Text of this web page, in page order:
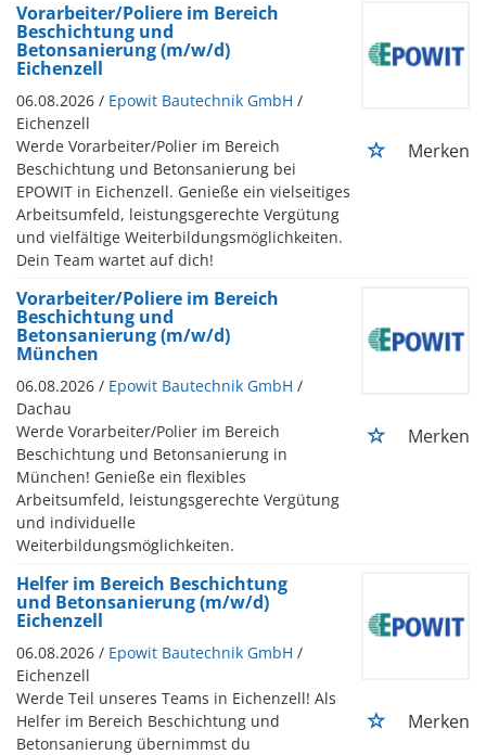
Vorarbeiter/Poliere im Bereich
Beschichtung und
Betonsanierung (m/w/d)
Eichenzell
06.08.2026 / Epowit Bautechnik GmbH /
Eichenzell
Werde Vorarbeiter/Polier im Bereich
Beschichtung und Betonsanierung bei
EPOWIT in Eichenzell. Genieße ein vielseitiges
Arbeitsumfeld, leistungsgerechte Vergütung
und vielfältige Weiterbildungsmöglichkeiten.
Dein Team wartet auf dich!
Merken
Vorarbeiter/Poliere im Bereich
Beschichtung und
Betonsanierung (m/w/d)
München
06.08.2026 / Epowit Bautechnik GmbH /
Dachau
Werde Vorarbeiter/Polier im Bereich
Beschichtung und Betonsanierung in
München! Genieße ein flexibles
Arbeitsumfeld, leistungsgerechte Vergütung
und individuelle
Weiterbildungsmöglichkeiten.
Merken
Helfer im Bereich Beschichtung
und Betonsanierung (m/w/d)
Eichenzell
06.08.2026 / Epowit Bautechnik GmbH /
Eichenzell
Werde Teil unseres Teams in Eichenzell! Als
Helfer im Bereich Beschichtung und
Betonsanierung übernimmst du
Merken